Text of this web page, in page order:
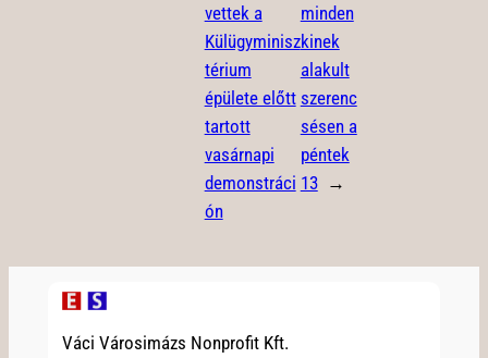
vettek a
Külügyminisz
térium
épülete előtt
tartott
vasárnapi
demonstráci
ón
minden
kinek
alakult
szerenc
sésen a
péntek
13 →
Váci Városimázs Nonprofit Kft.